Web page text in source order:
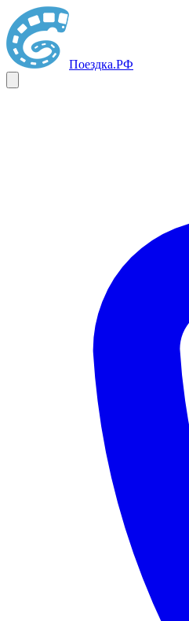
Поездка.РФ